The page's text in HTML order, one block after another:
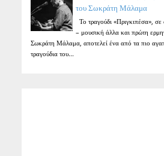
του Σωκράτη Μάλαμα
Το τραγούδι «Πριγκιπέσα», σε
– μουσική άλλα και πρώτη
Σωκράτη Μάλαμα, αποτελεί ένα από τα πιο
τραγούδια του...